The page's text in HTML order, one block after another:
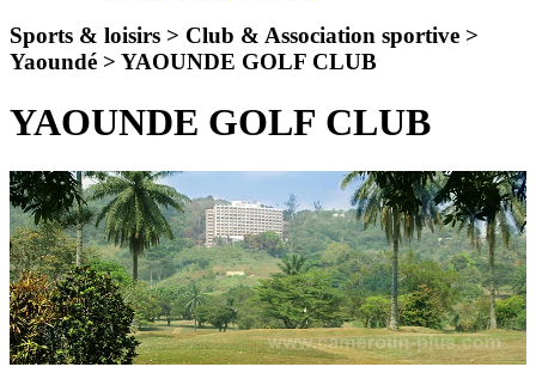
Sports & loisirs > Club & Association sportive >
Yaoundé > YAOUNDE GOLF CLUB
YAOUNDE GOLF CLUB